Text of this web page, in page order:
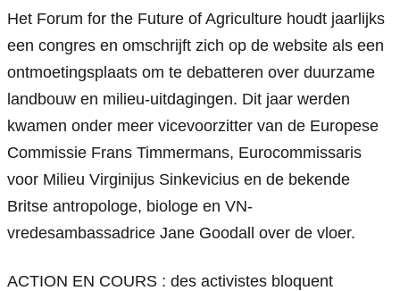
Het Forum for the Future of Agriculture houdt jaarlijks
een congres en omschrijft zich op de website als een
ontmoetingsplaats om te debatteren over duurzame
landbouw en milieu-uitdagingen. Dit jaar werden
kwamen onder meer vicevoorzitter van de Europese
Commissie Frans Timmermans, Eurocommissaris
voor Milieu Virginijus Sinkevicius en de bekende
Britse antropologe, biologe en VN-
vredesambassadrice Jane Goodall over de vloer.
ACTION EN COURS : des activistes bloquent